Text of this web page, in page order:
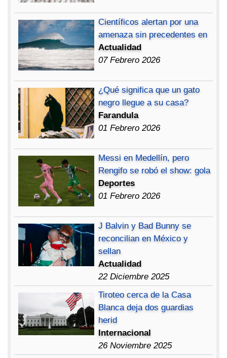
Científicos alertan por una
amenaza sin precedentes en
Actualidad
07 Febrero 2026
¿Qué significa que un gato
negro llegue a su casa?
Farandula
01 Febrero 2026
Messi en Medellín, pero
Rengifo se robó el show: gola
Deportes
01 Febrero 2026
J Balvin y Bad Bunny se
reconcilian en México y
sellan
Actualidad
22 Diciembre 2025
Tiroteo cerca de la Casa
Blanca deja dos guardias
herid
Internacional
26 Noviembre 2025